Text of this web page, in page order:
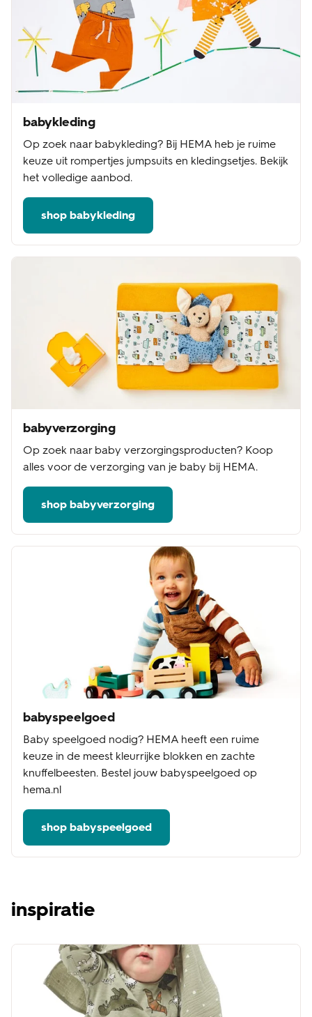
babykleding
Op zoek naar babykleding? Bij HEMA heb je ruime
keuze uit rompertjes jumpsuits en kledingsetjes. Bekijk
het volledige aanbod.
shop babykleding
babyverzorging
Op zoek naar baby verzorgingsproducten? Koop
alles voor de verzorging van je baby bij HEMA.
shop babyverzorging
babyspeelgoed
Baby speelgoed nodig? HEMA heeft een ruime
keuze in de meest kleurrijke blokken en zachte
knuffelbeesten. Bestel jouw babyspeelgoed op
hema.nl
shop babyspeelgoed
inspiratie